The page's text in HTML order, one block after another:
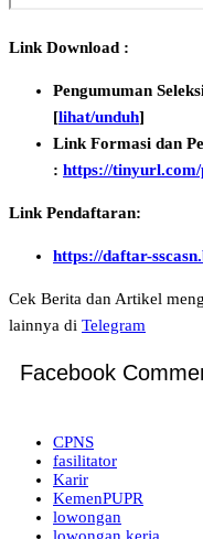
Link Download :
Pengumuman
[lihat/unduh]
Link Formasi dan
: https://
Link Pendaftaran:
https://daftar-
Cek Berita dan Artikel
lainnya di Telegram
Facebook
CPNS
fasilitator
Karir
KemenPUPR
lowongan